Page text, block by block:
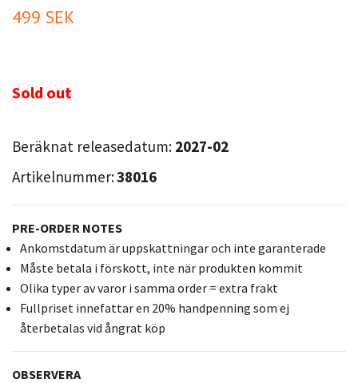
499 SEK
Sold out
Beräknat releasedatum: 2027-02
Artikelnummer:38016
PRE-ORDER NOTES
Ankomstdatum är uppskattningar och inte garanterade
Måste betala i förskott, inte när produkten kommit
Olika typer av varor i samma order = extra frakt
Fullpriset innefattar en 20% handpenning som ej
återbetalas vid ångrat köp
OBSERVERA